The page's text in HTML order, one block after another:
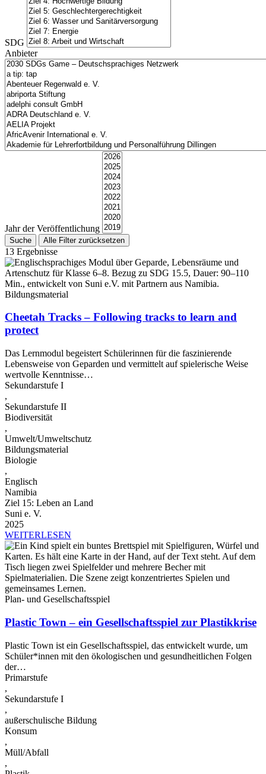
SDG
Anbieter
Jahr der Veröffentlichung
13 Ergebnisse
Bildungsmaterial
Cheetah Tracks – Following tracks to learn and
protect
Das Lernmodul begeistert Schülerinnen für die faszinierende
Lebensweise von Geparden und vermittelt auf spielerische Weise
wertvolle Kenntnisse…
Sekundarstufe I
,
Sekundarstufe II
Biodiversität
,
Umwelt/Umweltschutz
Bildungsmaterial
Biologie
,
Englisch
Namibia
Ziel 15: Leben an Land
Suni e. V.
2025
WEITERLESEN
Plan- und Gesellschaftsspiel
Plastic Town – ein Gesellschaftsspiel zur Plastikkrise
Plastic Town ist ein Gesellschaftsspiel, das entwickelt wurde, um
Schüler*innen mit den ökologischen und gesundheitlichen Folgen
der…
Primarstufe
,
Sekundarstufe I
,
außerschulische Bildung
Konsum
,
Müll/Abfall
,